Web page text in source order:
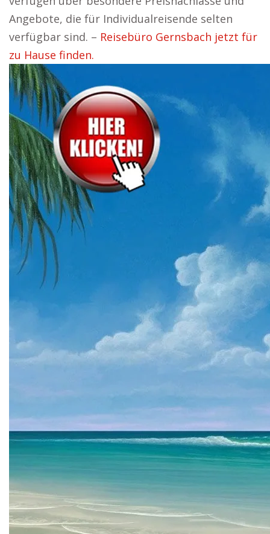
Angebote, die für Individualreisende selten
verfügbar sind. – Reisebüro Gernsbach jetzt für
zu Hause finden.